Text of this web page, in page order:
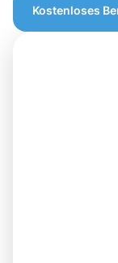
Kostenloses